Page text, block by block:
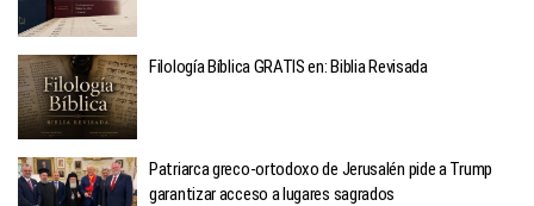
Filología Bíblica GRATIS en: Biblia Revisada
Patriarca greco-ortodoxo de Jerusalén pide a Trump
garantizar acceso a lugares sagrados